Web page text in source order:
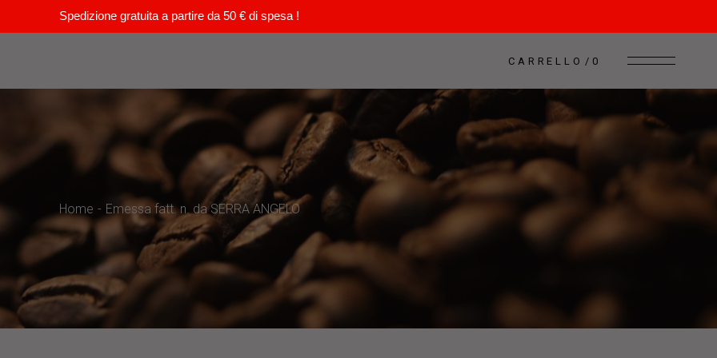
Spedizione gratuita a partire da 50 € di spesa !
CARRELLO 0
Home Emessa fatt. n. da SERRA ANGELO